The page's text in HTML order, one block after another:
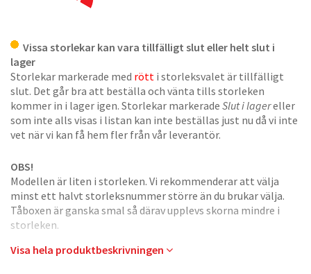
Vissa storlekar kan vara tillfälligt slut eller helt slut i
lager
Storlekar markerade med rött i storleksvalet är tillfälligt
slut. Det går bra att beställa och vänta tills storleken
kommer in i lager igen. Storlekar markerade Slut i lagereller
som inte alls visas i listan kan inte beställas just nu då vi inte
vet när vi kan få hem fler från vår leverantör.
OBS!
Modellen är liten i storleken. Vi rekommenderar att välja
minst ett halvt storleksnummer större än du brukar välja.
Tåboxen är ganska smal så därav upplevs skorna mindre i
storleken.
Nya Sarva Devil5 har förbättrats ytterligare från
Visa hela produktbeskrivningen